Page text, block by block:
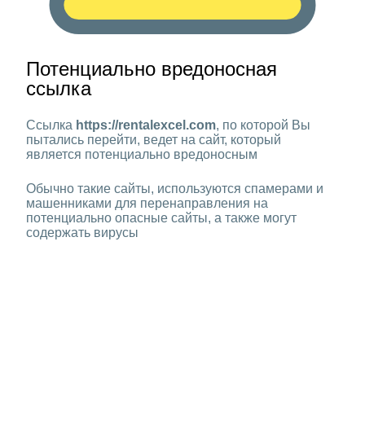
Потенциально вредоносная
ссылка
Ссылка https://rentalexcel.com, по которой Вы
пытались перейти, ведет на сайт, который
является потенциально вредоносным
Обычно такие сайты, используются спамерами и
машенниками для перенаправления на
потенциально опасные сайты, а также могут
содержать вирусы